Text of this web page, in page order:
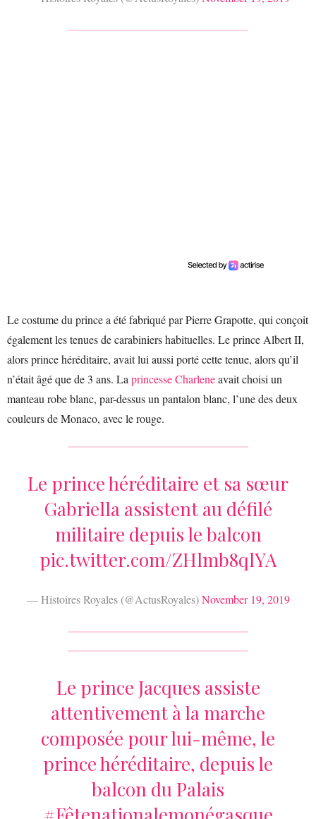
Le costume du prince a été fabriqué par Pierre Grapotte, qui conçoit
également les tenues de carabiniers habituelles. Le prince Albert II,
alors prince héréditaire, avait lui aussi porté cette tenue, alors qu’il
n’était âgé que de 3 ans. La princesse Charleneavait choisi un
manteau robe blanc, par-dessus un pantalon blanc, l’une des deux
couleurs de Monaco, avec le rouge.
Le prince héréditaire et sa sœur
Gabriella assistent au défilé
militaire depuis le balcon
pic.twitter.com/ZHlmb8qlYA
— Histoires Royales (@ActusRoyales)November 19, 2019
Le prince Jacques assiste
attentivement à la marche
composée pour lui-même, le
prince héréditaire, depuis le
balcon du Palais